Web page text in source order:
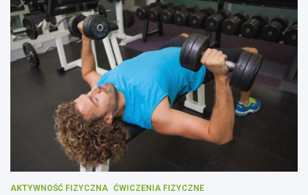
AKTYWNOŚĆ FIZYCZNA ĆWICZENIA FIZYCZNE